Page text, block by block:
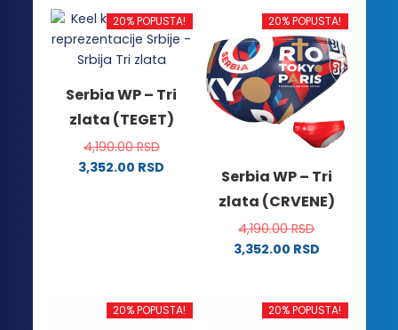
20% POPUSTA!
Serbia WP – Tri
zlata (TEGET)
4,190.00RSD
3,352.00 RSD
mogu
20% POPUSTA!
Serbia WP – Tri
zlata (CRVENE)
4,190.00RSD
3,352.00 RSD
ima
20% POPUSTA! 20% POPUSTA!